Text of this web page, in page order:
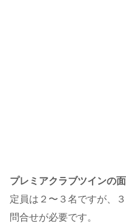
プレミアクラブツインの
定員は２〜３名ですが、
問合せが必要です。